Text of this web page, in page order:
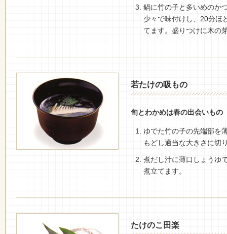
鍋に竹の子と多いめのか
少々で味付けし、20分ほ
てます。盛りつけに木の
若たけの吸もの
旬とわかめは春の出会いもの
ゆでた竹の子の先端部を
もどし適当な大きさに切
煮だし汁に薄口しょうゆ
煮立てます。
たけのこ田楽